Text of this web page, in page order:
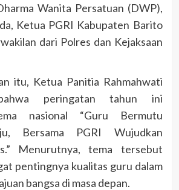
Wanita Persatuan (DWP),
Ketua PGRI Kabupaten Barito
dari Polres dan Kejaksaan
itu, Ketua Panitia Rahmahwati
peringatan tahun ini
nasional “Guru Bermutu
Bersama PGRI Wujudkan
Menurutnya, tema tersebut
pentingnya kualitas guru dalam
bangsa di masa depan.